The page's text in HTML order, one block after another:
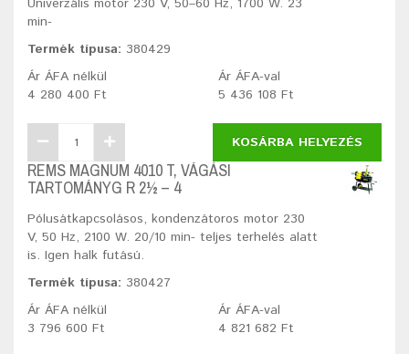
Univerzális motor 230 V, 50–60 Hz, 1700 W. 23
min-
Termék típusa: 380429
Ár ÁFA nélkül
4 280 400 Ft
Ár ÁFA-val
5 436 108 Ft
KOSÁRBA HELYEZÉS
REMS MAGNUM 4010 T, VÁGÁSI
TARTOMÁNYG R 2½ – 4
Pólusátkapcsolásos, kondenzátoros motor 230
V, 50 Hz, 2100 W. 20/10 min- teljes terhelés alatt
is. Igen halk futású.
Termék típusa: 380427
Ár ÁFA nélkül
3 796 600 Ft
Ár ÁFA-val
4 821 682 Ft